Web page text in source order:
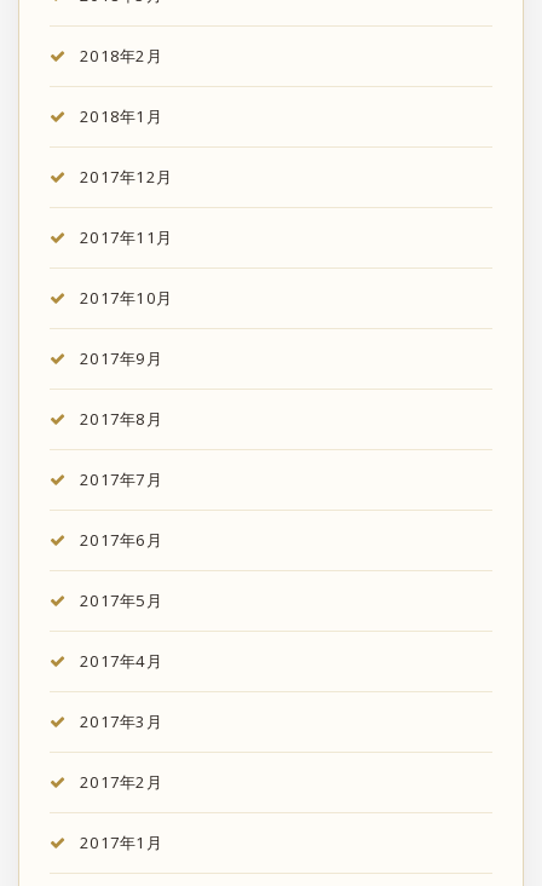
2018年2月
2018年1月
2017年12月
2017年11月
2017年10月
2017年9月
2017年8月
2017年7月
2017年6月
2017年5月
2017年4月
2017年3月
2017年2月
2017年1月